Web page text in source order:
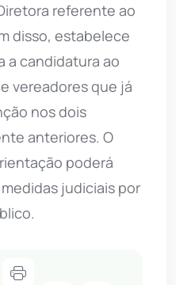
referente ao
disso, estabelece
a candidatura ao
vereadores que já
nos dois
anteriores. O
poderá
judiciais por